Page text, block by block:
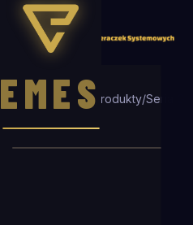
EMES
Strona główna /Produkty/Seria G